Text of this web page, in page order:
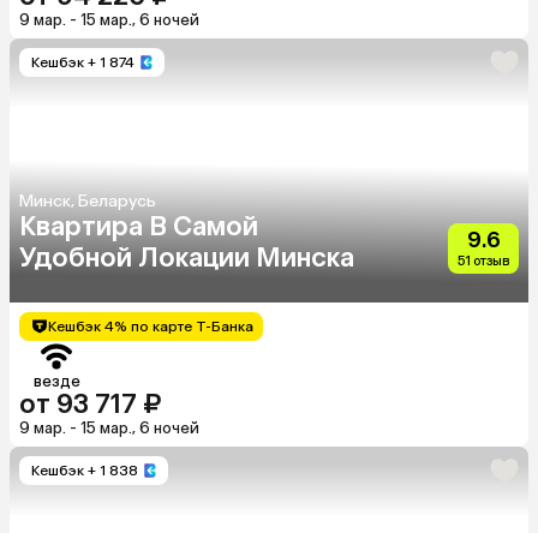
9 мар. - 15 мар., 6 ночей
Кешбэк + 1 874
Минск, Беларусь
Квартира В Самой
Удобной Локации Минска
9.6
51 отзыв
Кешбэк 4% по карте Т-Банка
везде
от 93 717 ₽
9 мар. - 15 мар., 6 ночей
Кешбэк + 1 838